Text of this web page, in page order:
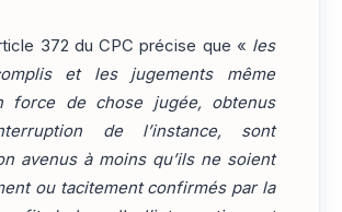
372 du CPC précise que « les
et les jugements même
force de chose jugée, obtenus
de l’instance, sont
avenus à moins qu’ils ne soient
ou tacitement confirmés par la